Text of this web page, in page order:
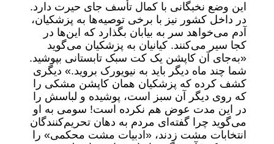
این وضع نخبگانی با کمال تأسف جای حیرت دارد.
در داخل کشور نیز با برخی توصیه‌ها به پزشکیان،
آدم می‌خواهد سر به بیابان بگذارد که این‌ها در
کجا سیر می‌کنند. کیانیان به پزشکیان می‌گوید
«به‌جای آن کاپشن یک کت سبک تابستانی بپوشید.
شما چند ماه دیگر باید به نیویورک بروید.» دیگری
کشف کرده که پزشکیان همان کاپشن مشکی را
که روی دیگر آن سبز است، پوشیده و لباسش را
در این مدت عوض هم نکرده است! سومی به او
می‌گوید چرا گفته‌ای مردم به دهان تحریم‌کنندگان
انتخابات مشت زدند، «ادبیات مشت محکمی» را